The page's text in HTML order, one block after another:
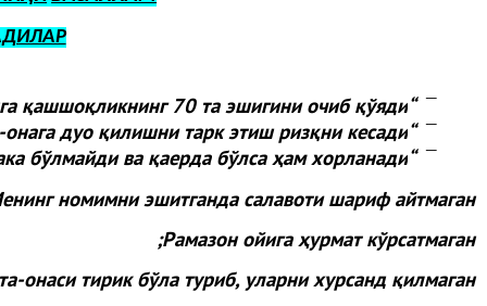
¯
“
қашшоқликнинг 70 та эшигини очиб қўяди
¯
“
дуо қилишни тарк этиш ризқни кесади
¯
“
бўлмайди ва қаерда бўлса ҳам хорланади:
номимни эшитганда салавоти шариф айтмаган;
Рамазон ойига ҳурмат кўрсатмаган;
онаси тирик бўла туриб, уларни хурсанд қилмаган